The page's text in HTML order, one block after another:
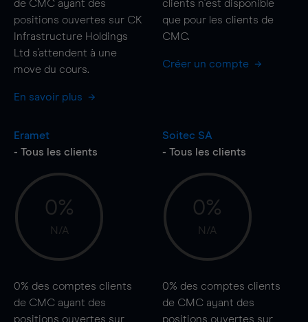
de CMC ayant des
positions ouvertes sur CK
Infrastructure Holdings
Ltd s'attendent à une
move du cours.
En savoir plus
clients n'est disponible
que pour les clients de
CMC.
Créer un compte
Eramet
- Tous les clients
0%
N/A
0% des comptes clients
de CMC ayant des
positions ouvertes sur
Soitec SA
- Tous les clients
0%
N/A
0% des comptes clients
de CMC ayant des
positions ouvertes sur